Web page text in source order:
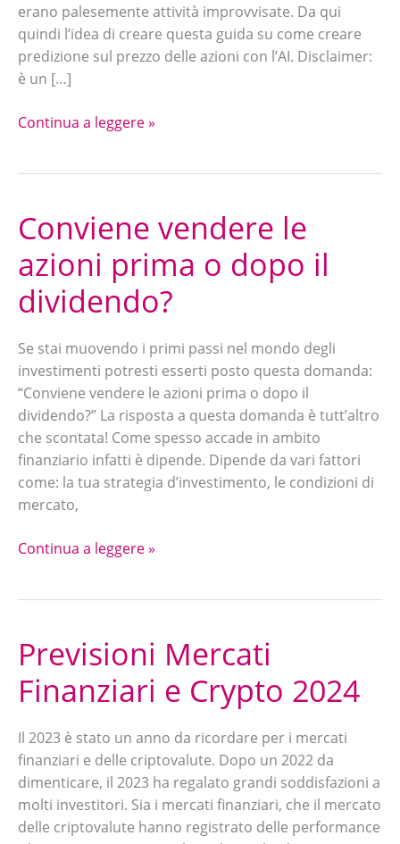
erano palesemente attività improvvisate. Da qui
quindi l’idea di creare questa guida su come creare
predizione sul prezzo delle azioni con l’AI. Disclaimer:
è un […]
Continua a leggere »
Conviene vendere le
azioni prima o dopo il
dividendo?
Se stai muovendo i primi passi nel mondo degli
investimenti potresti esserti posto questa domanda:
“Conviene vendere le azioni prima o dopo il
dividendo?” La risposta a questa domanda è tutt’altro
che scontata! Come spesso accade in ambito
finanziario infatti è dipende. Dipende da vari fattori
come: la tua strategia d’investimento, le condizioni di
mercato,
Conviene
vendere
le
azioni
prima
dopo
il
dividendo?
Continua a leggere »
Previsioni Mercati
Finanziari e Crypto 2024
Il 2023 è stato un anno da ricordare per i mercati
finanziari e delle criptovalute. Dopo un 2022 da
dimenticare, il 2023 ha regalato grandi soddisfazioni a
molti investitori. Sia i mercati finanziari, che il mercato
delle criptovalute hanno registrato delle performance
Previsioni
Mercati
Finanziari
Crypto
2024